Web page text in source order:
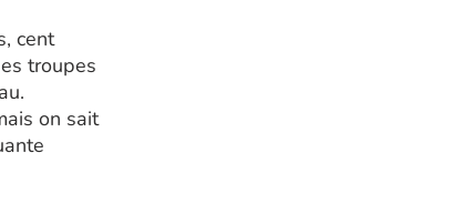
cent
troupes
on sait